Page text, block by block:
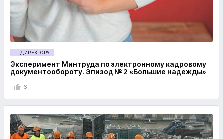
IT-ДИРЕКТОРУ
Эксперимент Минтруда по электронному кадровому
документообороту. Эпизод № 2 «Большие надежды»
6